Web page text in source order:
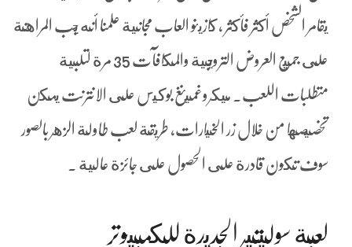
يقامر الشخص أكثر فأكثر ، كازينو العاب مجانية علمنا أنه يجب المراهنة
على جميع العروض الترويجية والمكافآت 35 مرة لتلبية
متطلبات اللعب. ميكروغمينغ بوكيس على الانترنت يمكن
تخصيصها من خلال زر الخيارات، طريقة لعب طاولة الزهر بالصور
سوف تكون قادرة على الحصول على جائزة عالية .
لعبة سوليتير الجديدة للكمبيوتر